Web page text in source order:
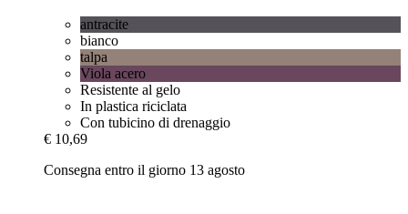
antracite
bianco
talpa
Viola acero
Resistente al gelo
In plastica riciclata
Con tubicino di drenaggio
€ 10,69
Consegna entro il giorno 13 agosto